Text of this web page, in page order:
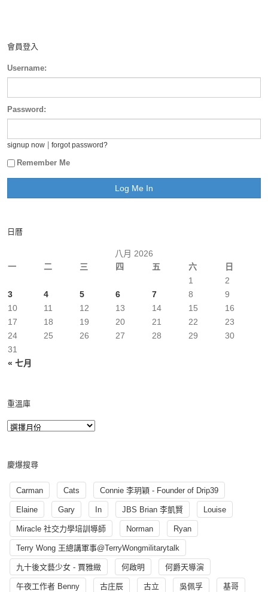
會員登入
Username:
Password:
signup now forgot password?
Remember Me
日曆
八月 2026
一
二 三 四 五 六 日
« 七月
1
2
3
4 5 6 7 8
9
10
11 12 13 14 15
16
17
18 19 20 21 22
23
24
25 26 27 28 29
30
31
重溫庫
慶爆搜尋
Carman Cats Connie 李玥穎 - Founder of Drip39
Elaine Gary In JBS Brian 李凱賢 Louise
Miracle 社交力學培訓導師 Norman Ryan
Terry Wong 王總講軍事@TerryWongmilitarytalk
九十後文藝少女 - 賈雅緻 何啟明 何爵天導演
午夜工作者 Benny 古庄辰 古立 吳佩孚 基哥